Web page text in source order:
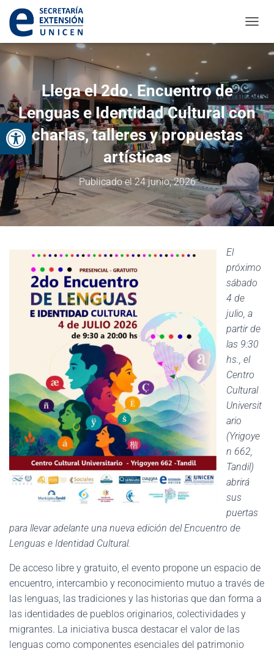
Abrir barra de herramientas
Llega el 2do. Encuentro de
Lenguas e Identidad Cultural con
charlas, talleres y propuestas
artísticas
Publicado el24 junio, 2026
El
próximo
sábado
4 de
julio, a
partir de
las 9:30
hs., el
Centro
Cultural
Universit
ario
(Yrigoye
n 662,
Tandil)
abrirá
sus
puertas
para llevar adelante una nueva edición del Encuentro de
Lenguas e Identidad Cultural.
De acceso libre y gratuito, el evento propone un espacio de
encuentro, intercambio y reconocimiento mutuo a través de
las lenguas, las tradiciones y las historias que dan forma a
las identidades de pueblos originarios, colectividades y
migrantes. La iniciativa busca destacar el valor de las
lenguas como componentes esenciales del patrimonio